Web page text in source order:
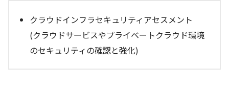
クラウドインフラセキュリティアセスメント
(クラウドサービスやプライベートクラウド環境
のセキュリティの確認と強化)